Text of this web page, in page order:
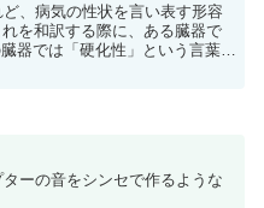
、病気の性状を言い表す形容
を和訳する際に、ある臓器で
器では「硬化性」という言葉を
ーの音をシンセで作るような